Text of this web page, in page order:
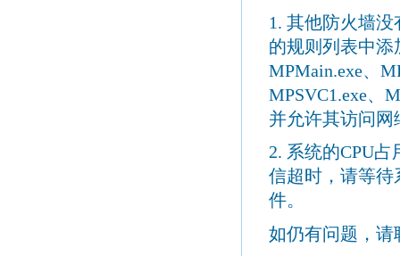
1. 其他防火墙没
的规则列表中
MPMain.exe、
MPSVC1.exe、
并允许其访问网
2. 系统的CPU占
信超时，请等待
件。
如仍有问题，请